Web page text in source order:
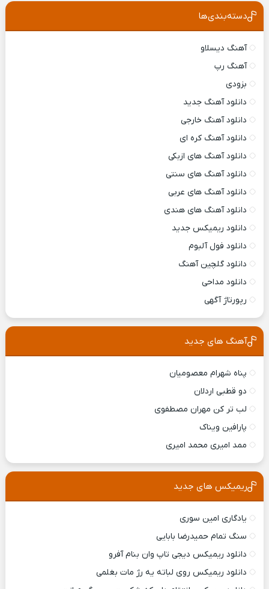
دسته‌بندی‌ها
آهنگ دیسلاو
آهنگ رپ
بزودی
دانلود آهنگ جدید
دانلود آهنگ خارجی
دانلود آهنگ کره ای
دانلود آهنگ های ازبکی
دانلود آهنگ های سنتی
دانلود آهنگ های عربی
دانلود آهنگ های هندی
دانلود ریمیکس جدید
دانلود فول آلبوم
دانلود گلچین آهنگ
دانلود مداحی
رپورتاژ آگهی
آهنگ های جدید
پناه شهرام معصومیان
دو قطبی اردلان
لب تر کن مهران مصطفوی
پارافین ویناک
ممد امیری محمد امیری
ریمیکس های جدید
یادگاری امین سوری
سنگ تمام حمیدرضا بابایی
دانلود ریمیکس ديجی تاپ وان بنام آفرو
دانلود ریمیکس روی لباته یه رژ مات بغلمی